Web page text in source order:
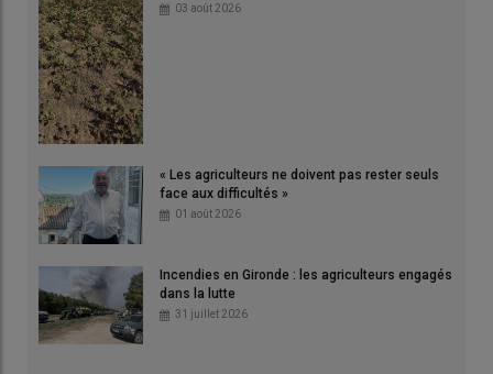
03 août 2026
« Les agriculteurs ne doivent pas rester seuls
face aux difficultés »
01 août 2026
Incendies en Gironde : les agriculteurs engagés
dans la lutte
31 juillet 2026